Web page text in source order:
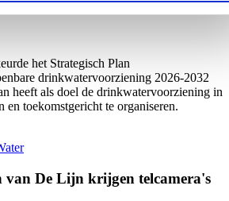
zetten in op innovatie
het Strategisch Plan
drinkwatervoorziening 2026-2032
heeft als doel de drinkwatervoorziening in
en toekomstgericht te organiseren.
van De Lijn krijgen telcamera's